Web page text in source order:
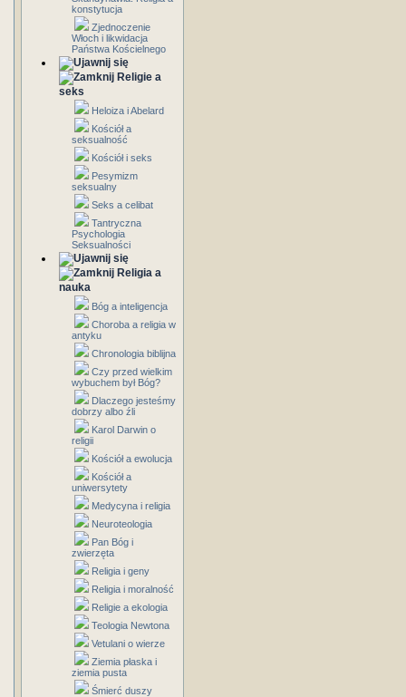
konstytucja
Zjednoczenie
Włoch i likwidacja
Państwa Kościelnego
Religie a
seks
Heloiza i Abelard
Kościół a
seksualność
Kościół i seks
Pesymizm
seksualny
Seks a celibat
Tantryczna
Psychologia
Seksualności
Religia a
nauka
Bóg a inteligencja
Choroba a religia w
antyku
Chronologia biblijna
Czy przed wielkim
wybuchem był Bóg?
Dlaczego jesteśmy
dobrzy albo źli
Karol Darwin o
religii
Kościół a ewolucja
Kościół a
uniwersytety
Medycyna i religia
Neuroteologia
Pan Bóg i
zwierzęta
Religia i geny
Religia i moralność
Religie a ekologia
Teologia Newtona
Vetulani o wierze
Ziemia płaska i
ziemia pusta
Śmierć duszy